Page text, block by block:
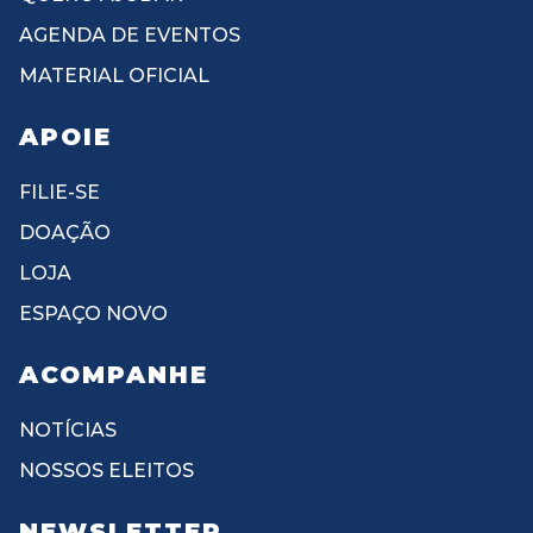
AGENDA DE EVENTOS
MATERIAL OFICIAL
APOIE
FILIE-SE
DOAÇÃO
LOJA
ESPAÇO NOVO
ACOMPANHE
NOTÍCIAS
NOSSOS ELEITOS